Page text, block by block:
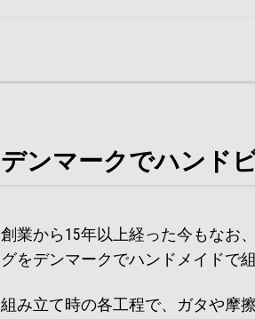
デンマークでハンド
創業から15年以上経った今もなお
グをデンマークでハンドメイドで
組み立て時の各工程で、ガタや摩